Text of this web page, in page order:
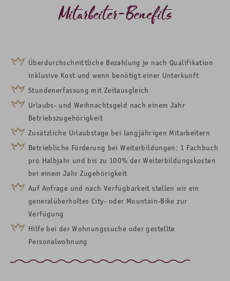
Mitarbeiter-Benefits
Überdurchschnittliche Bezahlung je nach Qualifikation
inklusive Kost und wenn benötigt einer Unterkunft
Stundenerfassung mit Zeitausgleich
Urlaubs- und Weihnachtsgeld nach einem Jahr
Betriebszugehörigkeit
Zusätzliche Urlaubstage bei langjährigen Mitarbeitern
Betriebliche Förderung bei Weiterbildungen: 1 Fachbuch
pro Halbjahr und bis zu 100% der Weiterbildungskosten
bei einem Jahr Zugehörigkeit
Auf Anfrage und nach Verfügbarkeit stellen wir ein
generalüberholtes City- oder Mountain-Bike zur
Verfügung
Hilfe bei der Wohnungssuche oder gestellte
Personalwohnung